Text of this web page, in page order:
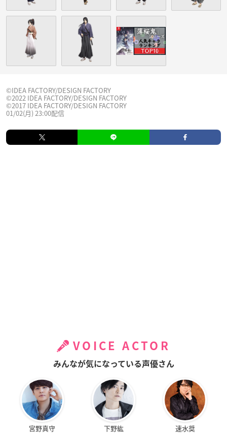
©IDEA FACTORY/DESIGN FACTORY
©2022 IDEA FACTORY/DESIGN FACTORY
©2017 IDEA FACTORY/DESIGN FACTORY
01/02(月) 23:00配信
VOICE ACTOR
みんなが気になっている声優さん
宮野真守 下野紘 速水奨